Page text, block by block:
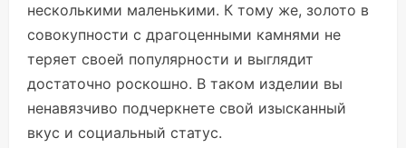
несколькими маленькими. К тому же, золото в
совокупности с драгоценными камнями не
теряет своей популярности и выглядит
достаточно роскошно. В таком изделии вы
ненавязчиво подчеркнете свой изысканный
вкус и социальный статус.